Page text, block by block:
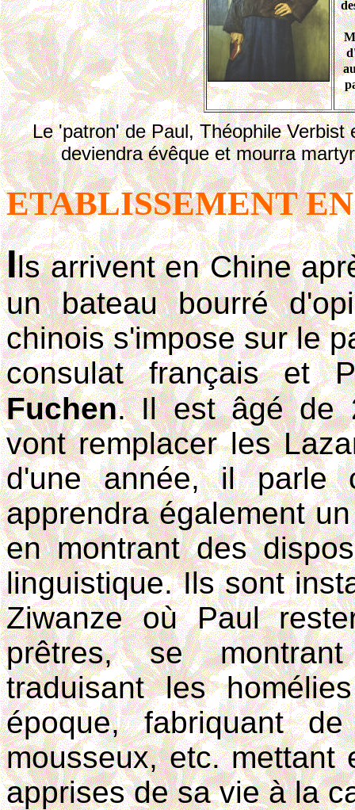
Le 'patron' de Paul, Théophile
deviendra évêque et mourra
ETABLISSEMENT
Ils arrivent en Chine
un bateau bourré
chinois s'impose sur le
consulat français et
Fuchen. Il est âgé de
vont remplacer les
d'une année, il parle
apprendra également
en montrant des
linguistique. Ils sont
Ziwanze où Paul
prêtres, se
traduisant les
époque, fabriquant
mousseux, etc. mettant
apprises de sa vie à la